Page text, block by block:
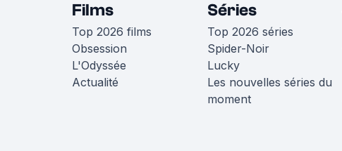
Films
Top 2026 films
Obsession
L'Odyssée
Actualité
Séries
Top 2026 séries
Spider-Noir
Lucky
Les nouvelles séries du
moment